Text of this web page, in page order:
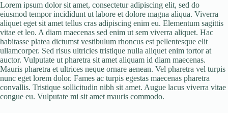
Lorem ipsum dolor sit amet, consectetur adipiscing elit, sed do
eiusmod tempor incididunt ut labore et dolore magna aliqua. Viverra
aliquet eget sit amet tellus cras adipiscing enim eu. Elementum sagittis
vitae et leo. A diam maecenas sed enim ut sem viverra aliquet. Hac
habitasse platea dictumst vestibulum rhoncus est pellentesque elit
ullamcorper. Sed risus ultricies tristique nulla aliquet enim tortor at
auctor. Vulputate ut pharetra sit amet aliquam id diam maecenas.
Mauris pharetra et ultrices neque ornare aenean. Vel pharetra vel turpis
nunc eget lorem dolor. Fames ac turpis egestas maecenas pharetra
convallis. Tristique sollicitudin nibh sit amet. Augue lacus viverra vitae
congue eu. Vulputate mi sit amet mauris commodo.